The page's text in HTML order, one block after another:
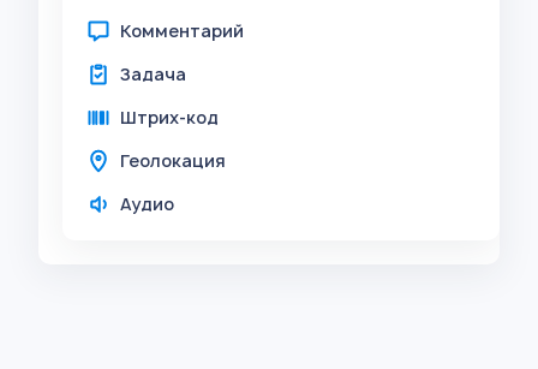
Комментарий
Задача
Штрих-код
Геолокация
Аудио